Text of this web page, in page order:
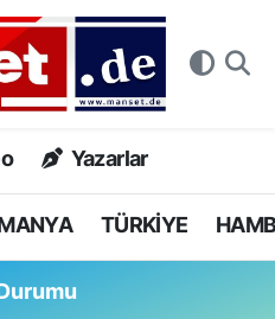
Yazarlar
TÜRKİYE